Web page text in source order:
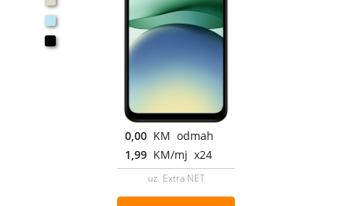
0,00 KM odmah
1,99 KM/mj x24
uz Extra NET